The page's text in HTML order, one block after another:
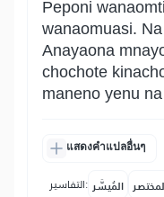
Peponi
wanaomuasi.
Anayaona
chochote
maneno yenu
แสดงคำแปลอื่นๆ
التفاسير: المُيسَّر